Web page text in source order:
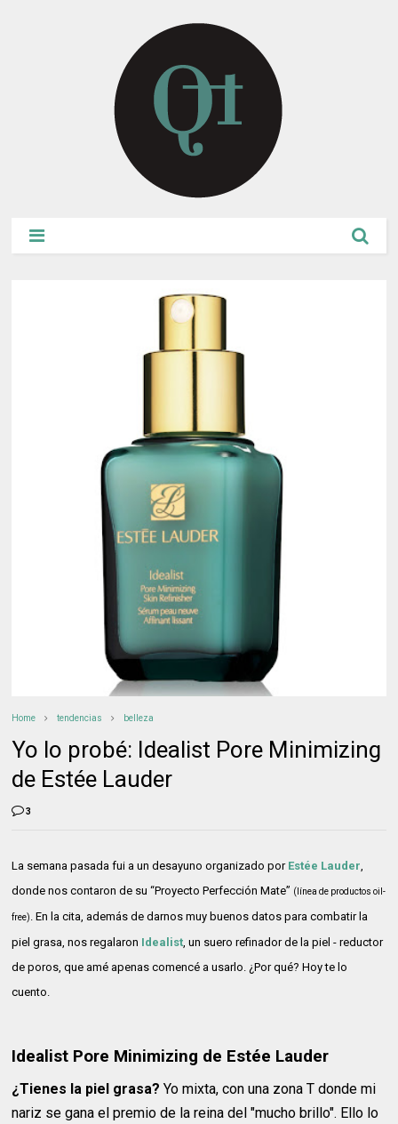
Home tendencias belleza
Yo lo probé: Idealist Pore Minimizing
de Estée Lauder
3
La semana pasada fui a un desayuno organizado por Estée Lauder
donde nos contaron de su “Proyecto Perfección Mate” (línea de productos oil-
free)
. En la cita, además de darnos muy buenos datos para combatir la
piel grasa, nos regalaron Idealist , un suero refinador de la piel - reductor
de poros, que amé apenas comencé a usarlo. ¿Por qué? Hoy te lo
cuento.
Idealist Pore Minimizing de Estée Lauder
¿Tienes la piel grasa? Yo mixta, con una zona T donde mi
nariz se gana el premio de la reina del "mucho brillo". Ello lo